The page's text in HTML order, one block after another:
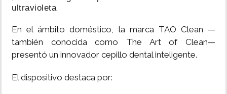
ultravioleta
En el ámbito doméstico, la marca TAO Clean —
también conocida como The Art of Clean—
presentó un innovador cepillo dental inteligente.
El dispositivo destaca por: